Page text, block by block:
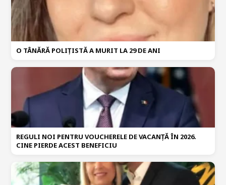
O TÂNĂRĂ POLIȚISTĂ A MURIT LA 29 DE ANI
REGULI NOI PENTRU VOUCHERELE DE VACANȚĂ ÎN 2026.
CINE PIERDE ACEST BENEFICIU